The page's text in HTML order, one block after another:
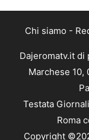
Chi siamo -
Dajeromatv.it di
Marchese 10,
Testata
Roma
Copyright